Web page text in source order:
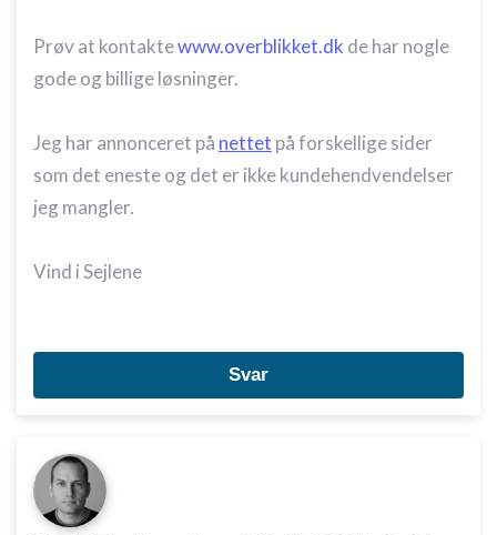
Prøv at kontaktewww.overblikket.dk de har nogle
gode og billige løsninger.
Jeg har annonceret på nettet på forskellige sider
som det eneste og det er ikke kundehendvendelser
jeg mangler.
Vind i Sejlene
Svar